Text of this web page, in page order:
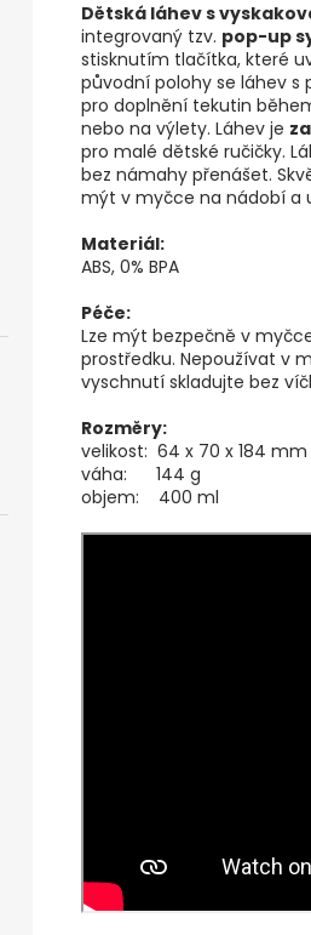
Dětská láhev s
integrovaný tzv. pop-up
stisknutím tlačítka, které
původní polohy se láhev s
pro doplnění tekutin
nebo na výlety. Láhev je
pro malé dětské ručičky.
bez námahy přenášet.
mýt v myčce na nádobí a
Materiál:
ABS, 0% BPA
Péče:
Lze mýt bezpečně v
prostředku. Nepoužívat v
vyschnutí skladujte bez
Rozměry:
velikost: 64 x 70 x 184 mm
váha: 144 g
objem: 400 ml